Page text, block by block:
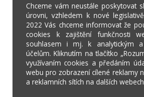
Chceme vám neustále poskytovat
úrovni, vzhledem k nové
2022 Vás chceme informovat že
cookies k zajištění funkčnosti
souhlasem i mj. k analytickým a
účelům. Kliknutím na tlačítko
využívaním cookies a předáním
webu pro zobrazení cílené reklamy
a reklamních sítích na dalších